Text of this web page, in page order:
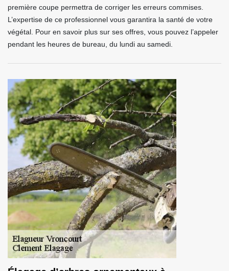
première coupe permettra de corriger les erreurs commises.
L’expertise de ce professionnel vous garantira la santé de votre
végétal. Pour en savoir plus sur ses offres, vous pouvez l’appeler
pendant les heures de bureau, du lundi au samedi.